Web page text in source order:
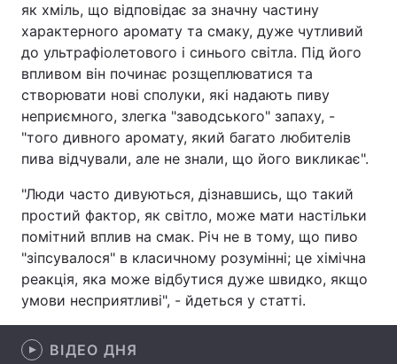
Техно і зв'язок Лайт
Зброя Інциденти
Здоров'я Туризм
Цікавинки Погода
Екологія
Лонгріди
Відео з Youtube Статті
Архів
як хміль, що відповідає за значну частину
характерного аромату та смаку, дуже чутливий
до ультрафіолетового і синього світла. Під його
впливом він починає розщеплюватися та
створювати нові сполуки, які надають пиву
неприємного, злегка "заводського" запаху, -
"того дивного аромату, який багато любителів
пива відчували, але не знали, що його викликає".
"Люди часто дивуються, дізнавшись, що такий
простий фактор, як світло, може мати настільки
помітний вплив на смак. Річ не в тому, що пиво
"зіпсувалося" в класичному розумінні; це хімічна
реакція, яка може відбутися дуже швидко, якщо
умови несприятливі", - йдеться у статті.
ВІДЕО ДНЯ